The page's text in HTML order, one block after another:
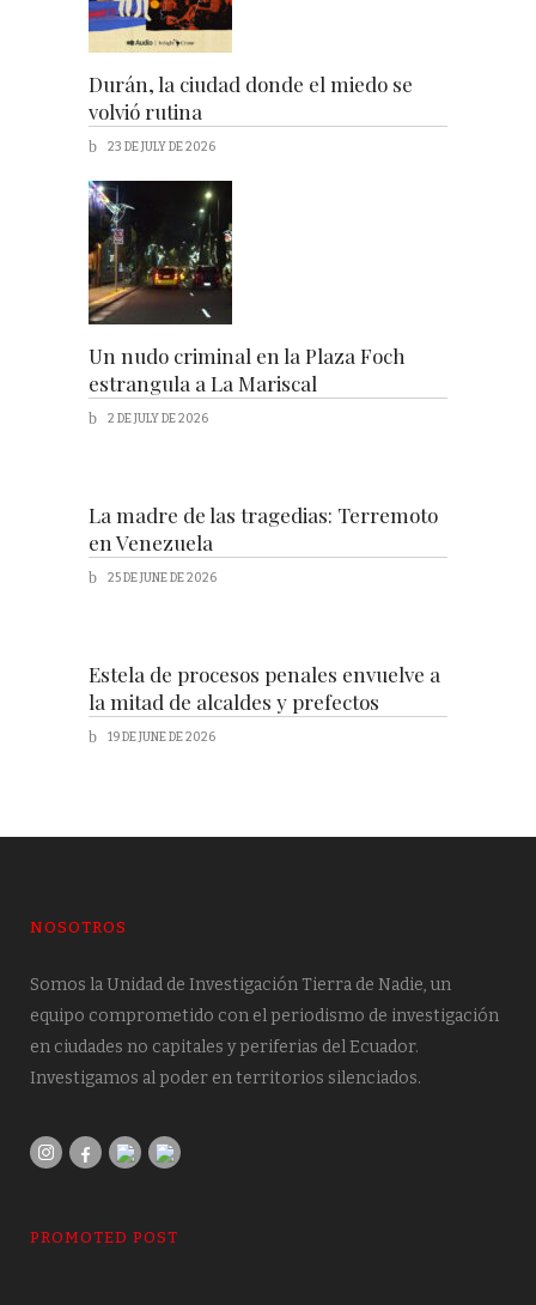
Durán, la ciudad donde el miedo se
volvió rutina
23 DE JULY DE 2026
Un nudo criminal en la Plaza Foch
estrangula a La Mariscal
2 DE JULY DE 2026
La madre de las tragedias: Terremoto
en Venezuela
25 DE JUNE DE 2026
Estela de procesos penales envuelve a
la mitad de alcaldes y prefectos
19 DE JUNE DE 2026
NOSOTROS
Somos la Unidad de Investigación Tierra de Nadie, un
equipo comprometido con el periodismo de investigación
en ciudades no capitales y periferias del Ecuador.
Investigamos al poder en territorios silenciados.
PROMOTED POST